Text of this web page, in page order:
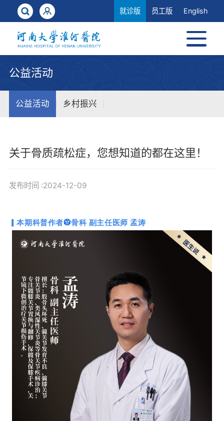
就诊版 员工版 English
公益活动
公益活动 乡村振兴
关于骨质疏松症，您想知道的都在这里！
发布时间 :2024-12-09
▎本期科普作者🥼骨科 副主任医师 孟涛